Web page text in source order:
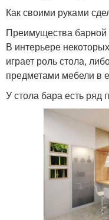
Как своими руками
Преимущества
В интерьере
играет роль стола,
предметами мебели в
У стола бара есть ряд